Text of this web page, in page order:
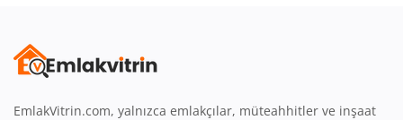
EmlakVitrin.com, yalnızca emlakçılar, müteahhitler ve inşaat